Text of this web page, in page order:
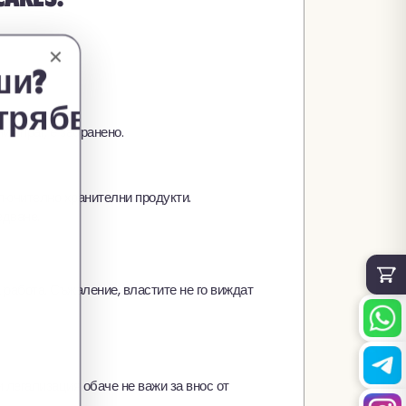
праг, е забранено.
хранителни продукти.
Съжаление, властите не го виждат
обаче не важи за внос от
✕
🚀